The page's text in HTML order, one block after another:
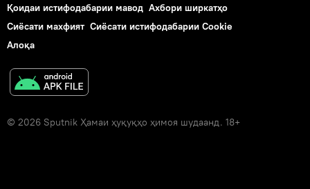
Қоидаи истифодабарии мавод Ахбори ширкатҳо
Сиёсати махфият Сиёсати истифодабарии Cookie
Алоқа
© 2026 Sputnik Ҳамаи ҳуқуқҳо ҳимоя шудаанд. 18+